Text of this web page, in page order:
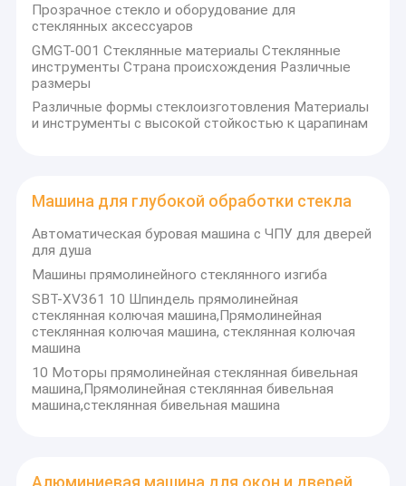
Главная страница
Прозрачное стекло и оборудование для
стеклянных аксессуаров
GMGT-001 Стеклянные материалы Стеклянные
инструменты Страна происхождения Различные
размеры
Различные формы стеклоизготовления Материалы
и инструменты с высокой стойкостью к царапинам
Машина для глубокой обработки стекла
Автоматическая буровая машина с ЧПУ для дверей
для душа
Машины прямолинейного стеклянного изгиба
SBT-XV361 10 Шпиндель прямолинейная
стеклянная колючая машина,Прямолинейная
стеклянная колючая машина, стеклянная колючая
машина
10 Моторы прямолинейная стеклянная бивельная
машина,Прямолинейная стеклянная бивельная
машина,стеклянная бивельная машина
Алюминиевая машина для окон и дверей
Saint Best Group - это профессиональный и ведущий